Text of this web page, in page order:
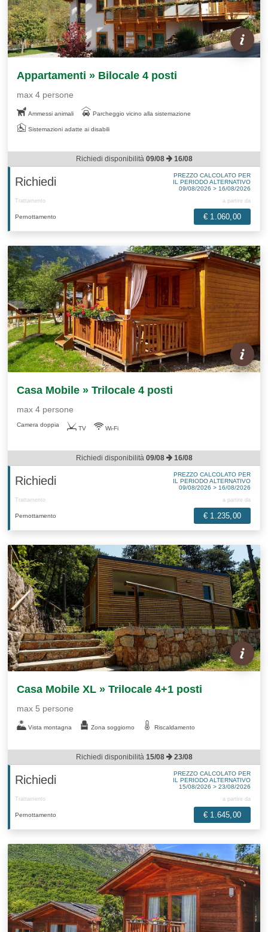
Appartamenti » Bilocale 4 posti
max 4 persone
Ammessi animali Parcheggio vicino alla sistemazione
Sistemazioni adatte ai disabili
Richiedi disponibilità 09/08 16/08
Richiedi
PREZZO CALCOLATO PER
IL PERIODO ALTERNATIVO
09/08/2026 > 16/08/2026
Trattamento a partire da
Pernottamento € 1.060,00
Casa Mobile » Trilocale 4 posti
max 4 persone
Camera doppia
TV Wi-Fi
Richiedi disponibilità 09/08 16/08
Richiedi
PREZZO CALCOLATO PER
IL PERIODO ALTERNATIVO
09/08/2026 > 16/08/2026
Trattamento a partire da
Pernottamento € 1.235,00
Casa Mobile XL » Trilocale 4+1 posti
max 5 persone
Vista montagna Zona soggiorno Riscaldamento
Richiedi disponibilità 15/08 23/08
Richiedi
PREZZO CALCOLATO PER
IL PERIODO ALTERNATIVO
15/08/2026 > 23/08/2026
Trattamento a partire da
Pernottamento € 1.645,00